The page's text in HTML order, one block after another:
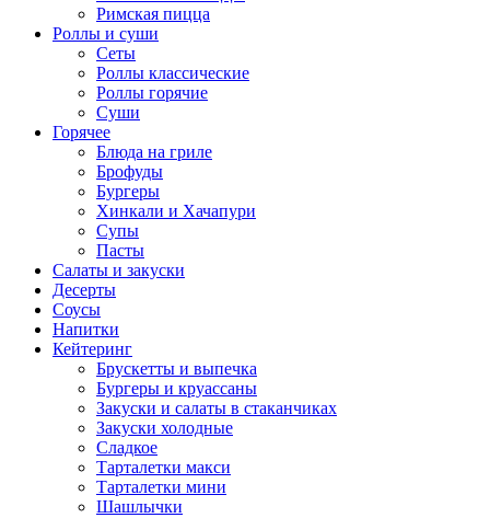
Римская пицца
Роллы и суши
Сеты
Роллы классические
Роллы горячие
Суши
Горячее
Блюда на гриле
Брофуды
Бургеры
Хинкали и Хачапури
Супы
Пасты
Салаты и закуски
Десерты
Соусы
Напитки
Кейтеринг
Брускетты и выпечка
Бургеры и круассаны
Закуски и салаты в стаканчиках
Закуски холодные
Сладкое
Тарталетки макси
Тарталетки мини
Шашлычки